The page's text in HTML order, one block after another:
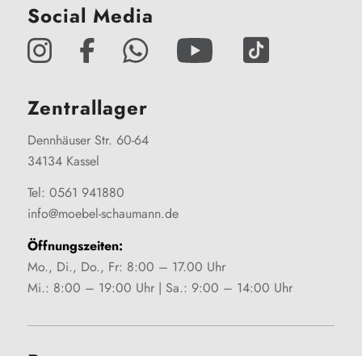
Social Media
Zentrallager
Dennhäuser Str. 60-64
34134 Kassel
Tel: 0561 941880
info@moebel-schaumann.de
Öffnungszeiten:
Mo., Di., Do., Fr: 8:00 – 17.00 Uhr
Mi.: 8:00 – 19:00 Uhr | Sa.: 9:00 – 14:00 Uhr